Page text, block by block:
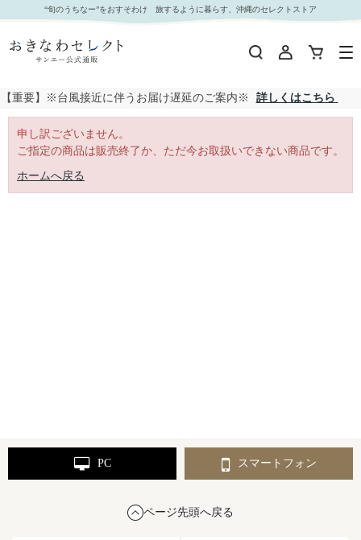
｜おきなわセレクト サンエー公式通販
“旬のうちなー”をおすそわけ 旅するように暮らす、沖縄のセレクトストア
【重要】※台風接近に伴うお届け遅延のご案内※ 詳しくはこちら
申し訳ございません。
ご指定の商品は販売終了か、ただ今お取扱いできない商品です。
ホームへ戻る
PC スマートフォン
ページ先頭へ戻る